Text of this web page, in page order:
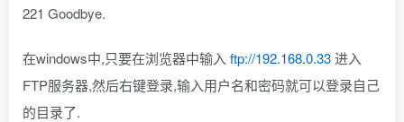
221 Goodbye.
在windows中,只要在浏览器中输入 ftp://192.168.0.33进入
FTP服务器,然后右键登录,输入用户名和密码就可以登录自己
的目录了.